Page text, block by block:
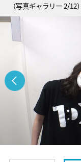
（写真ギャラリー 2/12）